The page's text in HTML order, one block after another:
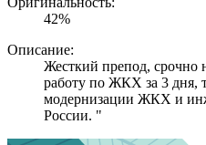
42%
Описание:
Жесткий препод, срочно
работу по ЖКХ за 3 дня,
модернизации ЖКХ и
России. "